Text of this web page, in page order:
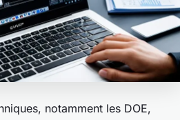
notamment les DOE,